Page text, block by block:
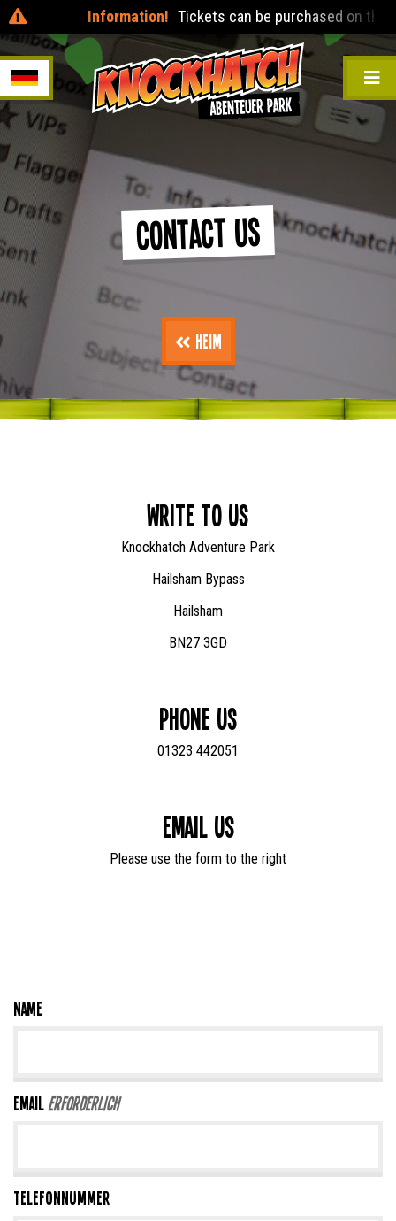
Information! Tickets can be purchased on the day
Contact Us
Heim
Write to us
Knockhatch Adventure Park
Hailsham Bypass
Hailsham
BN27 3GD
Phone us
01323 442051
Email us
Please use the form to the right
Name
EmailErforderlich
Telefonnummer